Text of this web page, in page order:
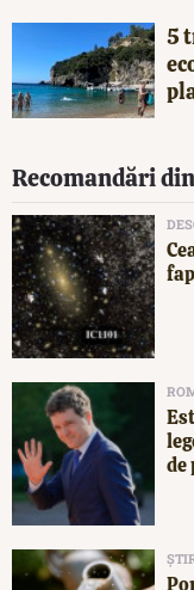
5
Recomandări
de